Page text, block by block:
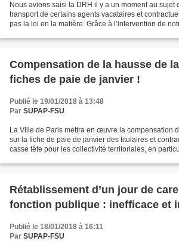
Nous avions saisi la DRH il y a un moment au sujet
transport de certains agents vacataires et
pas la loi en la matière. Grâce à l’intervention de
Compensation de la hausse de
fiches de paie de janvier !
Publié le 19/01/2018 à 13:48
Par SUPAP-FSU
La Ville de Paris mettra en œuvre la compensation
sur la fiche de paie de janvier des titulaires et
casse tête pour les collectivité territoriales, en
Rétablissement d’un jour de
fonction publique : inefficace et
Publié le 18/01/2018 à 16:11
Par SUPAP-FSU